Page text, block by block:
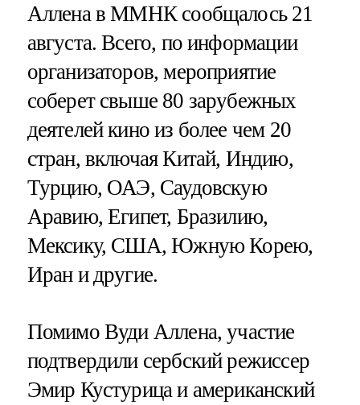
Аллена в ММНК сообщалось 21
августа. Всего, по информации
организаторов, мероприятие
соберет свыше 80 зарубежных
деятелей кино из более чем 20
стран, включая Китай, Индию,
Турцию, ОАЭ, Саудовскую
Аравию, Египет, Бразилию,
Мексику, США, Южную Корею,
Иран и другие.
Помимо Вуди Аллена, участие
подтвердили сербский режиссер
Эмир Кустурица и американский